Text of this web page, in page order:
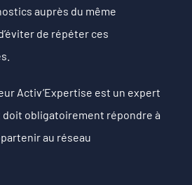
auprès du même
de répéter ces
Activ’Expertise est un expert
doit obligatoirement répondre à
au réseau